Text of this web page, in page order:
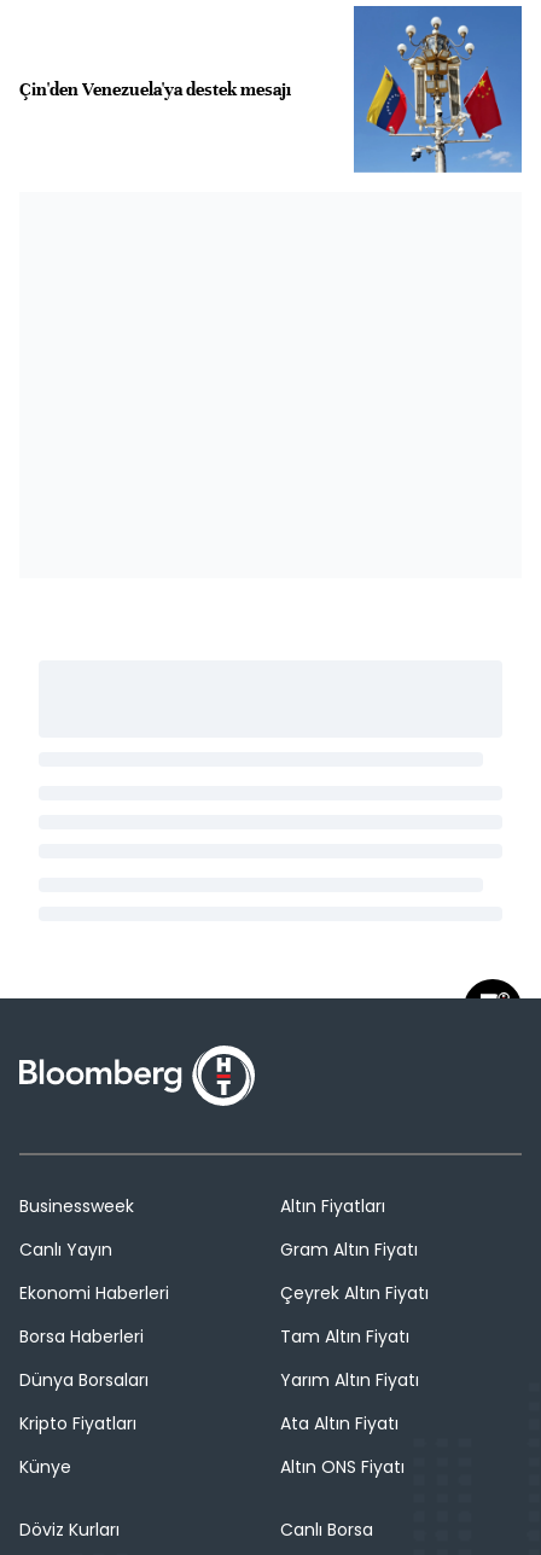
Çin'den Venezuela'ya destek mesajı
Businessweek
Canlı Yayın
Ekonomi Haberleri
Borsa Haberleri
Dünya Borsaları
Kripto Fiyatları
Künye
Altın Fiyatları
Gram Altın Fiyatı
Çeyrek Altın Fiyatı
Tam Altın Fiyatı
Yarım Altın Fiyatı
Ata Altın Fiyatı
Altın ONS Fiyatı
Döviz Kurları
Canlı Borsa